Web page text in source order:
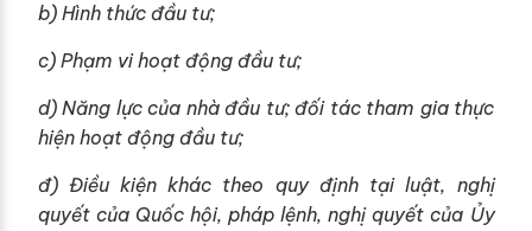
b) Hình thức đầu tư;
c) Phạm vi hoạt động đầu tư;
d) Năng lực của nhà đầu tư; đối tác tham gia thực
hiện hoạt động đầu tư;
đ) Điều kiện khác theo quy định tại luật, nghị
quyết của Quốc hội, pháp lệnh, nghị quyết của Ủy